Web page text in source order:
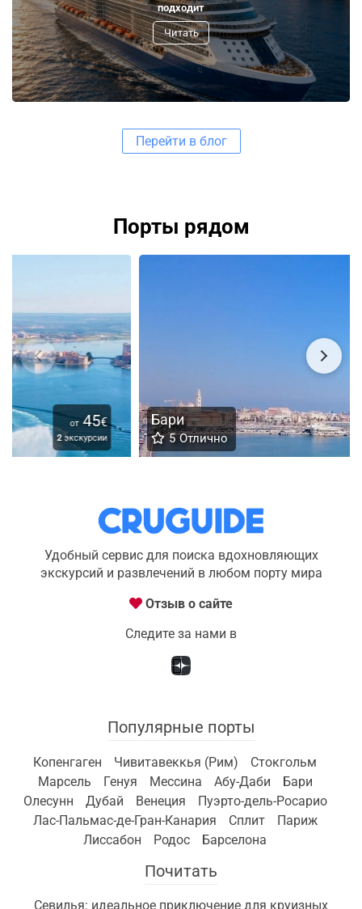
подходит
Читать
Перейти в блог
Порты рядом
Бари
5 Отлично
от22€
8экскурсий
Удобный сервис для поиска вдохновляющих
экскурсий и развлечений в любом порту мира
Отзыв о сайте
Следите за нами в
Популярные порты
Копенгаген Чивитавеккья (Рим)
Стокгольм
Марсель
Генуя Мессина Абу-Даби
Бари
Олесунн
Дубай Венеция
Пуэрто-дель-Росарио
Лас-Пальмас-де-Гран-Канария
Сплит
Париж
Лиссабон
Родос Барселона
Почитать
Севилья: идеальное приключение для круизных